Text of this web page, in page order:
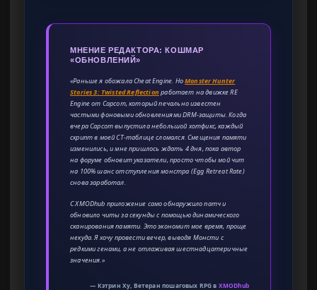
МНЕНИЕ РЕДАКТОРА: КОШМАР
«ОБНОВЛЕНИЙ»
«Раньше я обожала Cheat Engine. НоMonster Hunter
Stories 3: Twisted Reflection работает на движке RE
Engine от Capcom, который печально известен
частыми фоновыми обновлениями DRM-защиты. Когда
вчера Capcom выпустила небольшой хотфикс, каждый
скрипт в моей CT-таблице сломался. Смещения памяти
изменились, и мне пришлось ждать 4 дня, пока автор
на форуме обновит указатели, просто чтобы мой чит
на 100% шанс отступления монстра (Egg Retreat Rate)
снова заработал.
С XMODhub приложение само обнаружило патч и
обновило читы за секунды с помощью динамического
сканирования памяти. Это экономит мое время, проще
некуда. Я хочу провести вечер, выводя Монсти с
редкими генами, а не отлаживая шестнадцатеричные
значения.»
— Кэтрин Ху, Ветеран пошаговых RPG в XMODhub